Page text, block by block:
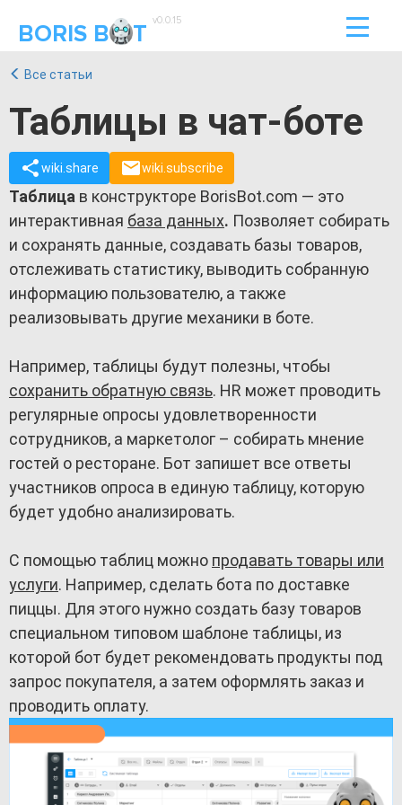
BORIS B T v0.0.15
Все статьи
Таблицы в чат-боте
wiki.share wiki.subscribe
Таблица в конструкторе BorisBot.com — это
интерактивная база данных. Позволяет собирать
и сохранять данные, создавать базы товаров,
отслеживать статистику, выводить собранную
информацию пользователю, а также
реализовывать другие механики в боте.
Например, таблицы будут полезны, чтобы
сохранить обратную связь. HR может проводить
регулярные опросы удовлетворенности
сотрудников, а маркетолог – собирать мнение
гостей о ресторане. Бот запишет все ответы
участников опроса в единую таблицу, которую
будет удобно анализировать.
С помощью таблиц можно продавать товары или
услуги. Например, сделать бота по доставке
пиццы. Для этого нужно создать базу товаров
специальном типовом шаблоне таблицы, из
которой бот будет рекомендовать продукты под
запрос покупателя, а затем оформлять заказ и
проводить оплату.